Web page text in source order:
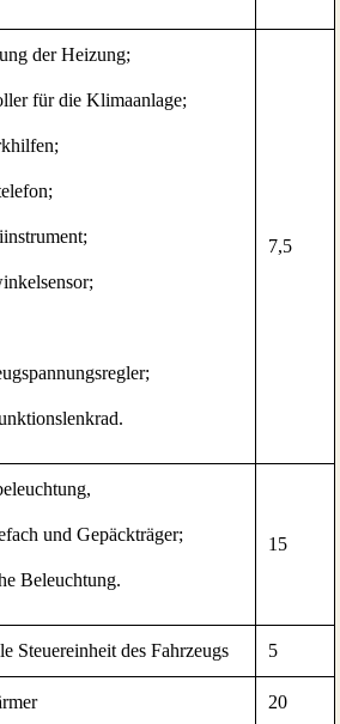
der Heizung;
für die Klimaanlage;
7,5
und Gepäckträger;
Beleuchtung.
15
Steuereinheit des Fahrzeugs 5
20